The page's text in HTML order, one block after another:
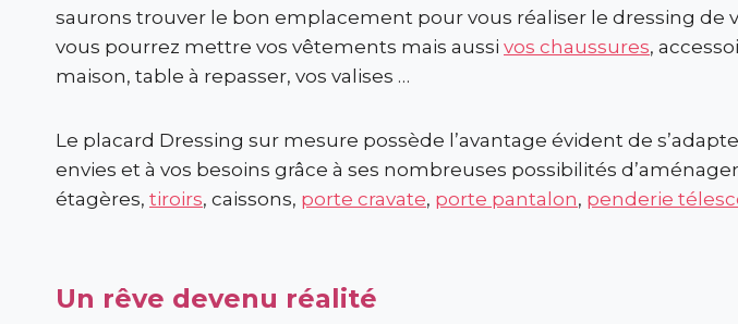
saurons trouver le bon emplacement pour vous réaliser le dressing de
vous pourrez mettre vos vêtements mais aussi vos chaussures,
maison, table à repasser, vos valises …
Le placard Dressing sur mesure possède l’avantage évident de
envies et à vos besoins grâce à ses nombreuses possibilités
étagères, tiroirs, caissons, porte cravate, porte pantalon, penderie
Un rêve devenu réalité